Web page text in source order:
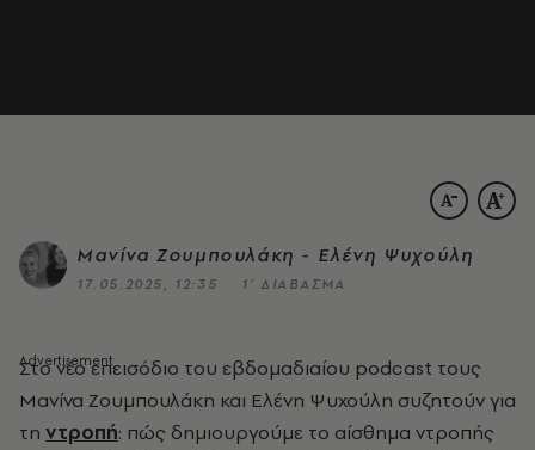
Μανίνα Ζουμπουλάκη - Ελένη Ψυχούλη
17.05.2025, 12:35 1’ ΔΙΑΒΑΣΜΑ
Στο νέο επεισόδιο του εβδομαδιαίου podcast τους
Μανίνα Ζουμπουλάκη και Ελένη Ψυχούλη συζητούν για
τη ντροπή: πώς δημιουργούμε το αίσθημα ντροπής